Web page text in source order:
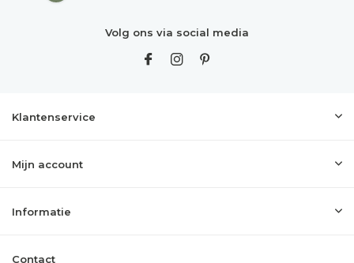
Volg ons via social media
Klantenservice
Mijn account
Informatie
Contact